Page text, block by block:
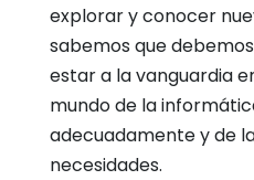
explorar y conocer
sabemos que
estar a la vanguardia
mundo de la
adecuadamente y de
necesidades.